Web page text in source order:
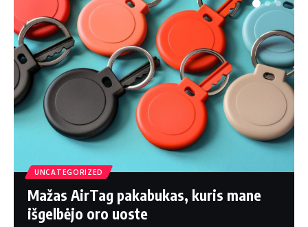
UNCATEGORIZED
Mažas AirTag pakabukas, kuris mane
išgelbėjo oro uoste